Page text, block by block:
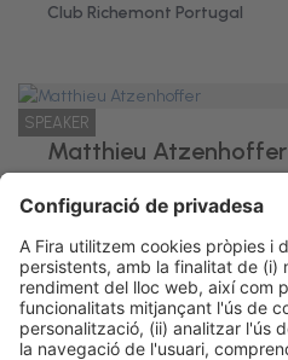
Club Richemont Portugal
SPEAKER
Matthieu Atzenhoffer
Mof i Co Fundador
Morreig Pasteleria